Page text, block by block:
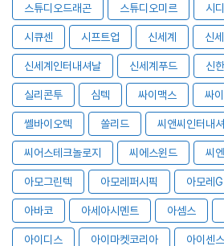
스튜디오드래곤 스튜디오미르 시
시큐센 시프트업 신세계 신
신세계인터내셔날 신세계푸드 신
실리콘투 심텍 싸이맥스 싸
쎌바이오텍 쏠리드 씨앤씨인터내
씨어스테크놀로지 씨에스윈드 씨
아모그린텍 아모레퍼시픽 아모레G
아바코 아세아시멘트 아셈스
아이디스 아이마켓코리아 아이센스